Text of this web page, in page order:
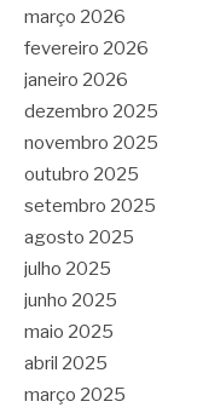
março 2026
fevereiro 2026
janeiro 2026
dezembro 2025
novembro 2025
outubro 2025
setembro 2025
agosto 2025
julho 2025
junho 2025
maio 2025
abril 2025
março 2025